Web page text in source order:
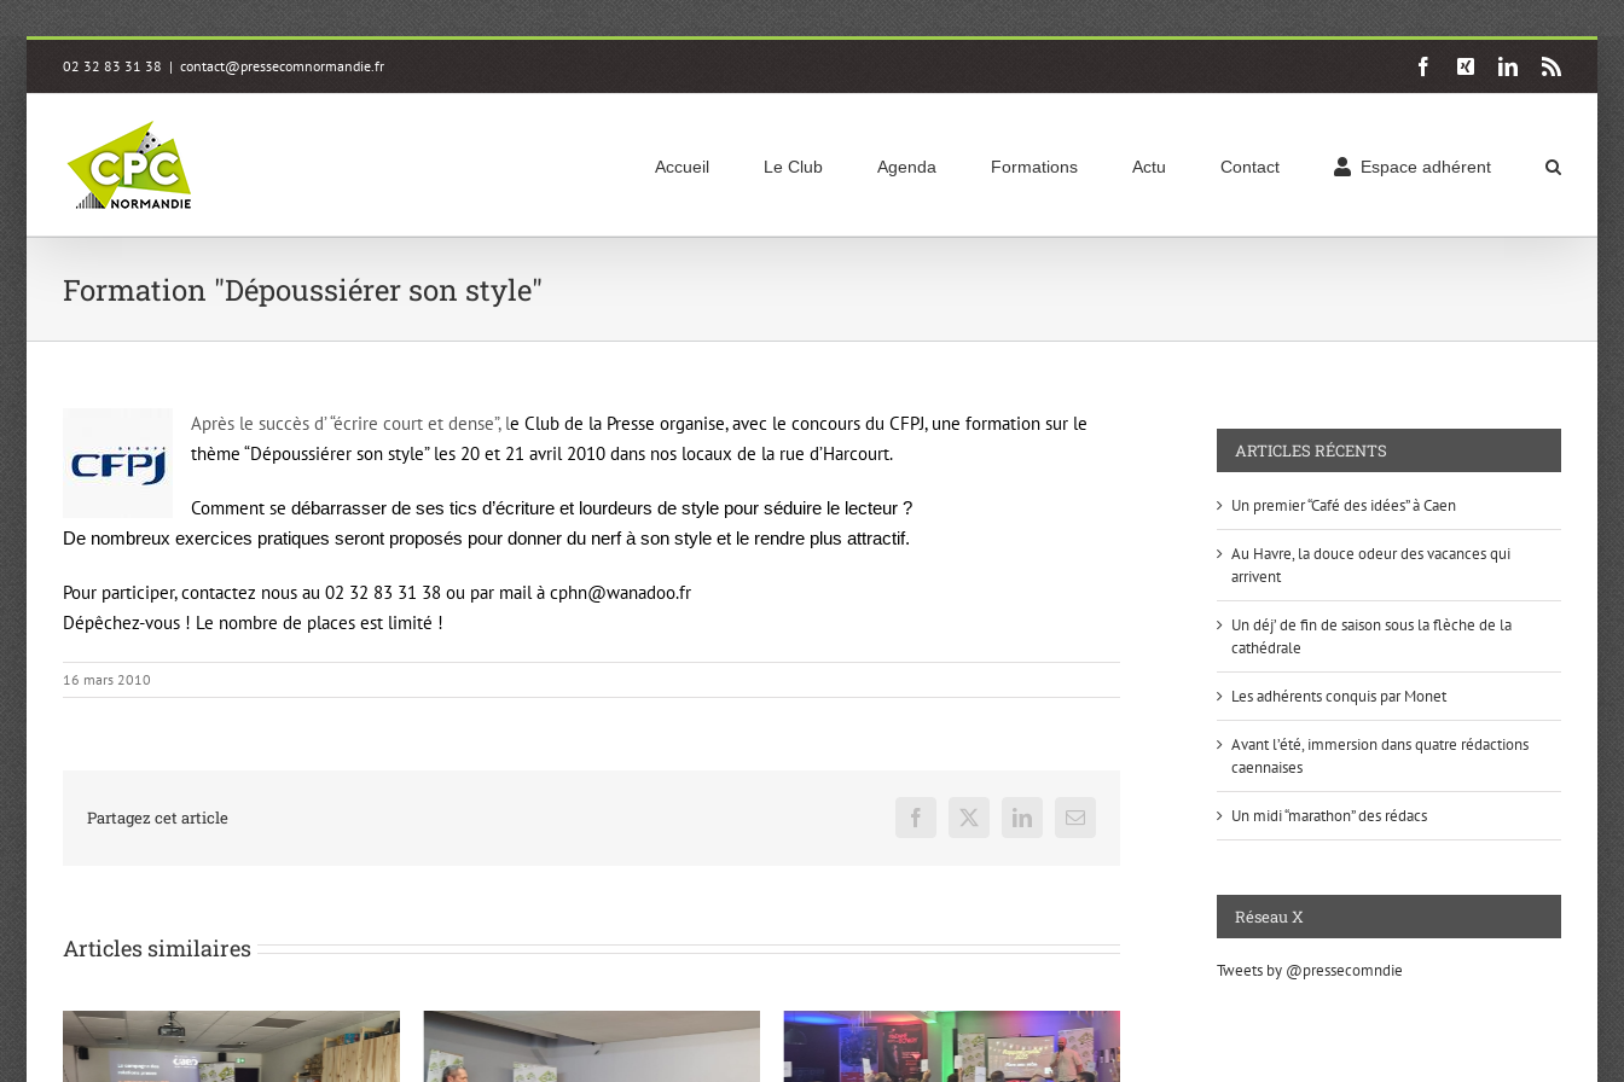
Passer
contenu
02 32 83 31 38 | contact@pressecomnormandie.fr Facebook
X LinkedIn
Accueil Le Club Agenda Formations Actu Contact Espace adhérent
Formation "Dépoussiérer son style"
Après le succès d’ “écrire court et dense”, le Club de la Presse organise, avec le concours du CFPJ, une formation sur le
thème “Dépoussiérer son style” les 20 et 21 avril 2010 dans nos locaux de la rue d’Harcourt.
Comment se débarrasser de ses tics d’écriture et lourdeurs de style pour séduire le lecteur ?
De nombreux exercices pratiques seront proposés pour donner du nerf à son style et le rendre plus attractif.
Pour participer, contactez nous au 02 32 83 31 38 ou par mail à cphn@wanadoo.fr
Dépêchez-vous ! Le nombre de places est limité !
16 mars 2010
Partagez cet article Facebook
X LinkedInEmail
Articles similaires
ARTICLES RÉCENTS
Un premier “Café des idées” à Caen
Au Havre, la douce odeur des vacances qui
arrivent
Un déj’ de fin de saison sous la flèche de la
cathédrale
Les adhérents conquis par Monet
Avant l’été, immersion dans quatre rédactions
caennaises
Un midi “marathon” des rédacs
Réseau X
Tweets by @pressecomndie